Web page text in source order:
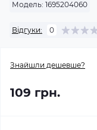
Модель: 1695204060
Відгуки: 0
Знайшли дешевше?
109 грн.